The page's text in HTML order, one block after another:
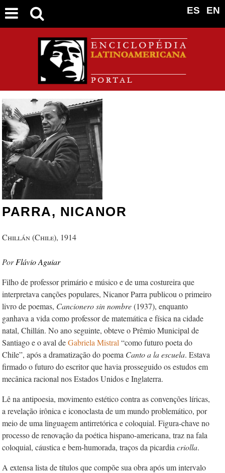
EN
ES
PARRA, NICANOR
Chillán (Chile), 1914
Flávio Aguiar
Filho de professor primário e músico e de uma costureira que
interpretava canções populares, Nicanor Parra publicou o primeiro
livro de poemas, Cancionero sin nombre(1937), enquanto
ganhava a vida como professor de matemática e física na cidade
natal, Chillán. No ano seguinte, obteve o Prêmio Municipal de
Santiago e o aval deGabriela Mistral “como futuro poeta do
Chile”, após a dramatização do poema Canto a la escuela. Estava
firmado o futuro do escritor que havia prosseguido os estudos em
mecânica racional nos Estados Unidos e Inglaterra.
Lê na antipoesia, movimento estético contra as convenções líricas,
a revelação irônica e iconoclasta de um mundo problemático, por
meio de uma linguagem antirretórica e coloquial. Figura-chave no
processo de renovação da poética hispano-americana, traz na fala
coloquial, cáustica e bem-humorada, traços da picardia criolla.
A extensa lista de títulos que compõe sua obra após um intervalo